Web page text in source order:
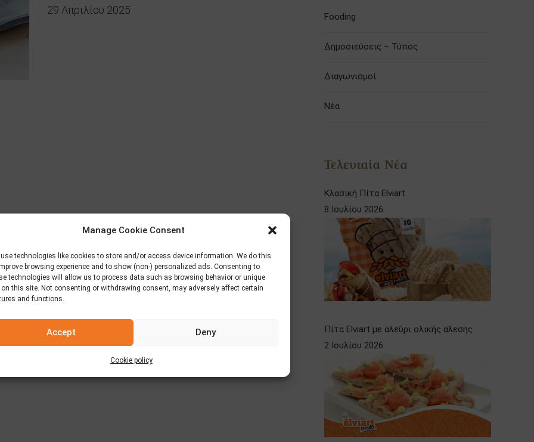
Manage Cookie Consent
use technologies like cookies to store and/or access device information. We do this
browsing experience and to show (non-) personalized ads. Consenting to
technologies will allow us to process data such as browsing behavior or unique
on this site. Not consenting or withdrawing consent, may adversely affect certain
and functions.
Accept Deny
Cookie policy
29 Απριλίου 2025
Fooding
Δημοσιεύσεις – Τύπος
Διαγωνισμοί
Νέα
Τελευταία Νέα
Κλασική Πίτα Elviart
8 Ιουλίου 2026
Πίτα Elviart με αλεύρι ολικής άλεσης
2 Ιουλίου 2026